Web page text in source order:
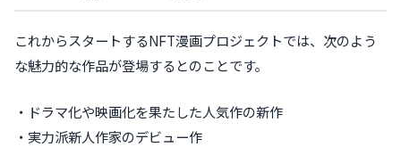
これからスタートするNFT漫画プロジェクトでは、次のよう
な魅力的な作品が登場するとのことです。
・ドラマ化や映画化を果たした人気作の新作
・実力派新人作家のデビュー作